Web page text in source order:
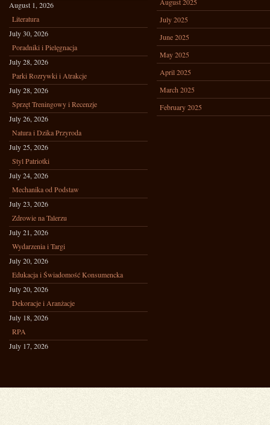
August 1, 2026
Literatura
July 30, 2026
Poradniki i Pielęgnacja
July 28, 2026
Parki Rozrywki i Atrakcje
July 28, 2026
Sprzęt Treningowy i Recenzje
July 26, 2026
Natura i Dzika Przyroda
July 25, 2026
Styl Patriotki
July 24, 2026
Mechanika od Podstaw
July 23, 2026
Zdrowie na Talerzu
July 21, 2026
Wydarzenia i Targi
July 20, 2026
Edukacja i Świadomość Konsumencka
July 20, 2026
Dekoracje i Aranżacje
July 18, 2026
RPA
July 17, 2026
July 2025
June 2025
May 2025
April 2025
March 2025
February 2025